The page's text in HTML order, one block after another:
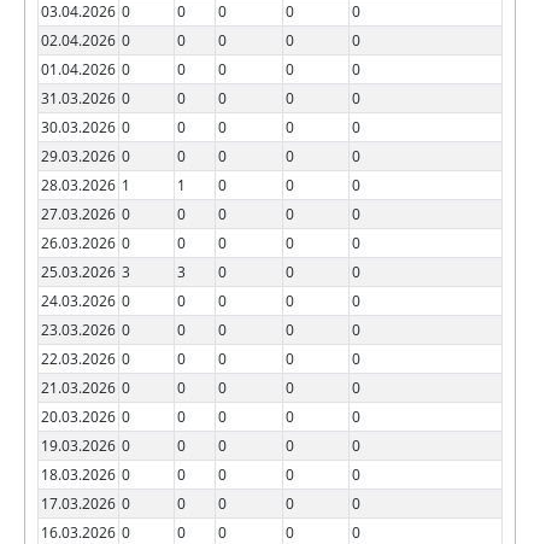
03.04.2026 0 0 0 0
0
02.04.2026 0 0 0 0
0
01.04.2026 0 0 0 0
0
31.03.2026 0 0 0 0
0
30.03.2026 0 0 0 0
0
29.03.2026 0 0 0 0
0
28.03.2026 1 1 0 0
0
27.03.2026 0 0 0 0
0
26.03.2026 0 0 0 0
0
25.03.2026 3 3 0 0
0
24.03.2026 0 0 0 0
0
23.03.2026 0 0 0 0
0
22.03.2026 0 0 0 0
0
21.03.2026 0 0 0 0
0
20.03.2026 0 0 0 0
0
19.03.2026 0 0 0 0
0
18.03.2026 0 0 0 0
0
17.03.2026 0 0 0 0
0
16.03.2026 0 0 0 0
0